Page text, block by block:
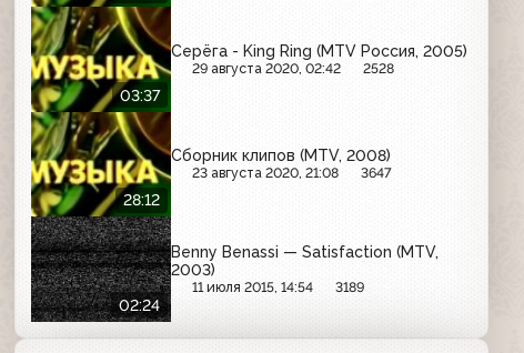
03:37
Серёга - King Ring (MTV Россия, 2005)
29 августа 2020, 02:42 2528
28:12
Сборник клипов (MTV, 2008)
23 августа 2020, 21:08 3647
02:24
Benny Benassi — Satisfaction (MTV,
2003)
11 июля 2015, 14:54 3189